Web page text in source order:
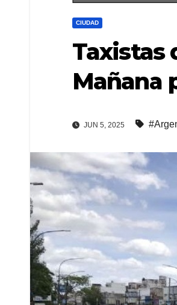
CIUDAD
Taxistas
Mañana
JUN 5, 2025